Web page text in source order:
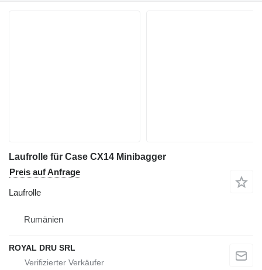
Laufrolle für Case CX14 Minibagger
Preis auf Anfrage
Laufrolle
Rumänien
ROYAL DRU SRL